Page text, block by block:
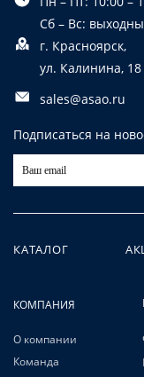
Сб – Вс:
г. Красноярск,
ул. Калинина, 18
sales@asao.ru
Подписаться на
КАТАЛОГ
КОМПАНИЯ
О компании
Команда